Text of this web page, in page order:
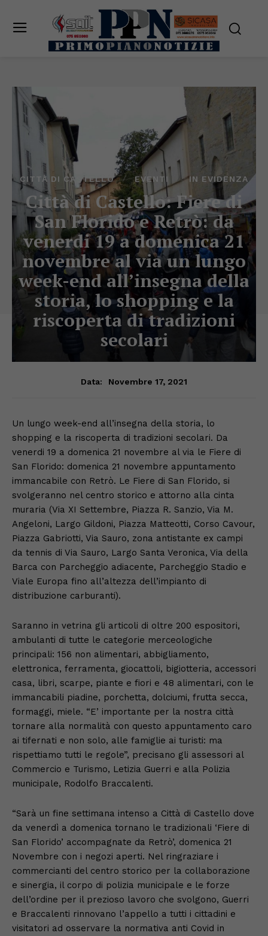
CITTÀ DI CASTELLO EVENTI IN EVIDENZA
Città di Castello: Fiere di
San Florido e Retrò: da
venerdi 19 a domenica 21
novembre al via un lungo
week-end all’insegna della
storia, lo shopping e la
riscoperta di tradizioni
secolari
Data: Novembre 17, 2021
Un lungo week-end all’insegna della storia, lo
shopping e la riscoperta di tradizioni secolari. Da
venerdi 19 a domenica 21 novembre al via le Fiere di
San Florido: domenica 21 novembre appuntamento
immancabile con Retrò. Le Fiere di San Florido, si
svolgeranno nel centro storico e attorno alla cinta
muraria (Via XI Settembre, Piazza R. Sanzio, Via M.
Angeloni, Largo Gildoni, Piazza Matteotti, Corso Cavour,
Piazza Gabriotti, Via Sauro, zona antistante ex campi
da tennis di Via Sauro, Largo Santa Veronica, Via della
Barca con Parcheggio adiacente, Parcheggio Stadio e
Viale Europa fino all’altezza dell’impianto di
distribuzione carburanti).
Saranno in vetrina gli articoli di oltre 200 espositori,
ambulanti di tutte le categorie merceologiche
principali: 156 non alimentari, abbigliamento,
elettronica, ferramenta, giocattoli, bigiotteria, accessori
casa, libri, scarpe, piante e fiori e 48 alimentari, con le
immancabili piadine, porchetta, dolciumi, frutta secca,
formaggi, miele. “E’ importante per la nostra città
tornare alla normalità con questo appuntamento caro
ai tifernati e non solo, alle famiglie ai turisti: ma
rispettiamo tutti le regole”, precisano gli assessori al
Commercio e Turismo, Letizia Guerri e alla Polizia
municipale, Rodolfo Braccalenti.
“Sarà un fine settimana intenso a Città di Castello dove
da venerdì a domenica tornano le tradizionali ‘Fiere di
San Florido’ accompagnate da Retrò’, domenica 21
Novembre con i negozi aperti. Nel ringraziare i
commercianti del centro storico per la collaborazione
e sinergia, il corpo di polizia municipale e le forze
dell’ordine per il prezioso lavoro che svolgono, Guerri
e Braccalenti rinnovano l’appello a tutti i cittadini e
visitatori ad osservare la normativa anti Covid in